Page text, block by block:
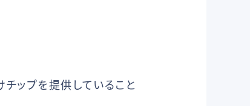
ップを提供していること